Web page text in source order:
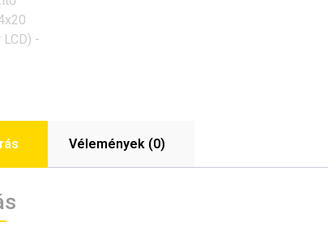
Vélemények (0)